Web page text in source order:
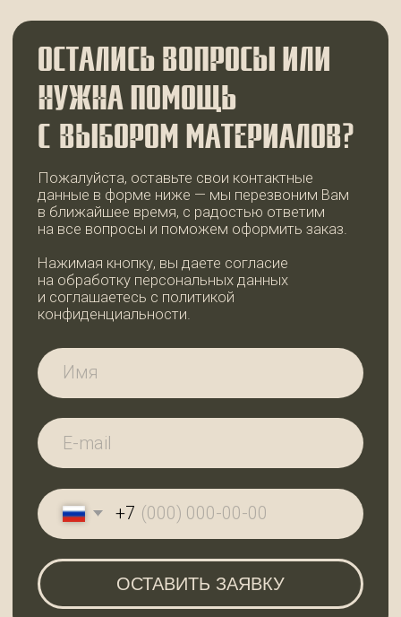
ОСТАВИТЬ ЗАЯВКУ
ГЛАВНАЯ
КАТАЛОГ
О КОМПАНИИ
Ленинградская область,
Всеволожский район, дер. Вартемяги,
По будням с 9:00 до 18:00
Субота с 10:00 до 18:00, воскресенье —
выходной
АДРЕС И РЕЖИМ РАБОТЫ
КОНТАКТЫ
99dosok@mail.ru
+7 (921) 185-44-99
WhatsApp
ИП Пермякова Татьяна Ивановна
ИНН 780202344935